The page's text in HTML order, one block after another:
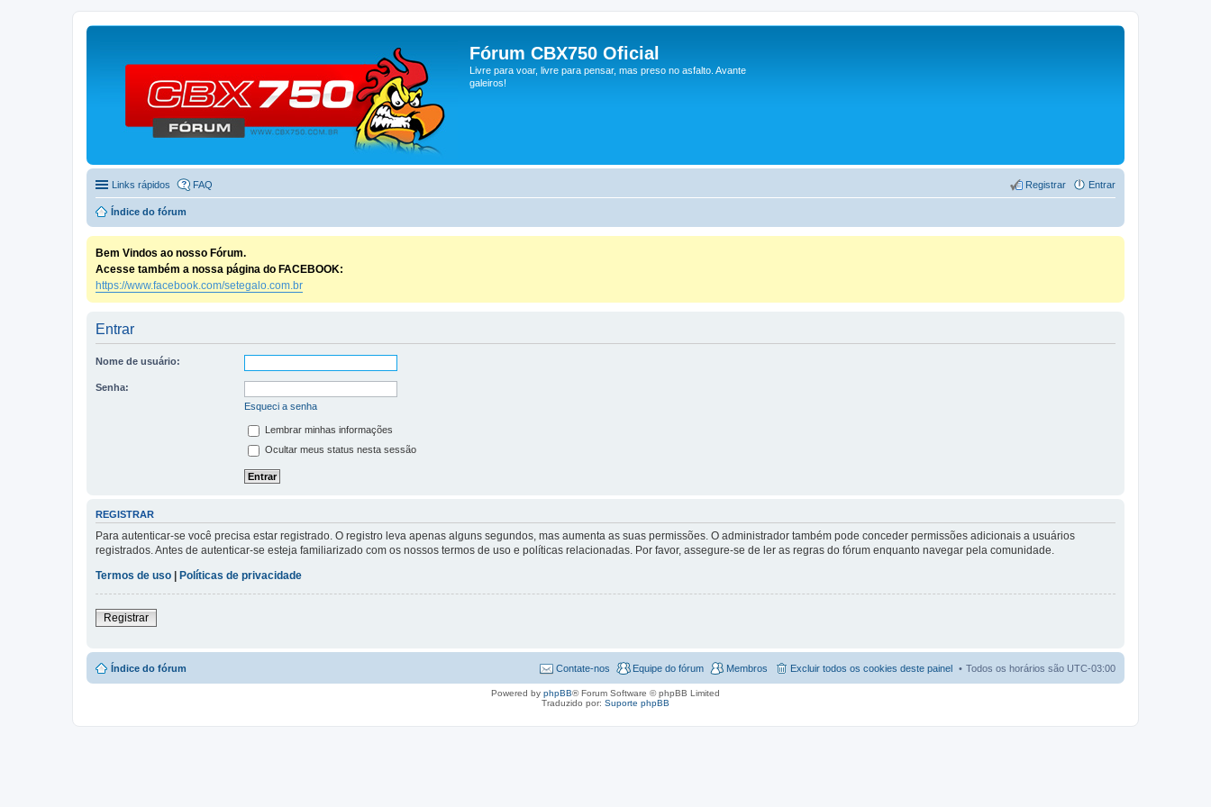
Fórum CBX750 Oficial
Livre para voar, livre para pensar, mas preso no asfalto. Avante
galeiros!
Links rápidos FAQ Entrar
Registrar
Índice do fórum
Bem Vindos ao nosso Fórum.
Acesse também a nossa página do FACEBOOK:
https://www.facebook.com/setegalo.com.br
Entrar
Nome de usuário:
Senha:
Esqueci a senha
Lembrar minhas informações
Ocultar meus status nesta sessão
REGISTRAR
Para autenticar-se você precisa estar registrado. O registro leva apenas alguns segundos, mas aumenta as suas permissões. O administrador também pode conceder permissões adicionais a usuários
registrados. Antes de autenticar-se esteja familiarizado com os nossos termos de uso e políticas relacionadas. Por favor, assegure-se de ler as regras do fórum enquanto navegar pela comunidade.
Termos de uso | Políticas de privacidade
Registrar
Índice do fórum Todos os horários são UTC-03:00
Excluir todos os cookies deste painel
Membros
Equipe do fórum
Contate-nos
Powered by phpBB® Forum Software © phpBB Limited
Traduzido por: Suporte phpBB